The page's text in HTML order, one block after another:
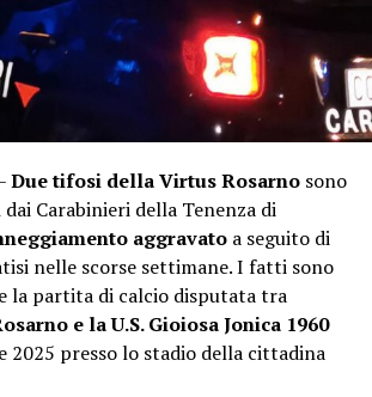
Due tifosi della Virtus Rosarnosono
dai Carabinieri della Tenenza di
aggravato a seguito di
nelle scorse settimane. I fatti sono
la partita di calcio disputata tra
e la U.S. Gioiosa Jonica 1960
2025 presso lo stadio della cittadina